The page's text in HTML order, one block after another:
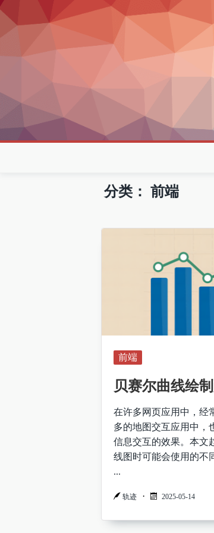
分类： 前端
前端
贝赛尔曲线绘
在许多网页应用中，经
多的地图交互应用中，
信息交互的效果。本文
线图时可能会使用的不
...
轨迹 2025-05-14